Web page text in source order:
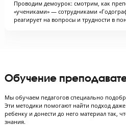
актуальныхкритериев оценки ЕГЭ
Оцениваем живую работу
Проводим демоурок: смотрим, как
«учениками» — сотрудниками
реагирует на вопросы и